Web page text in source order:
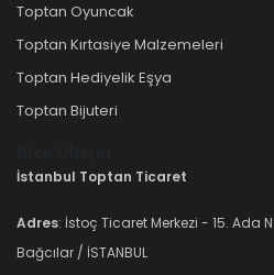
Toptan Oyuncak
Toptan Kırtasiye Malzemeleri
Toptan Hediyelik Eşya
Toptan Bijuteri
İstanbul Toptan Ticaret
Adres: İstoç Ticaret Merkezi - 15. Ada
Bağcılar / İSTANBUL